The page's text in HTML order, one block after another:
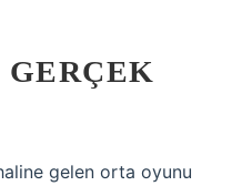
GERÇEK
gelen orta oyunu